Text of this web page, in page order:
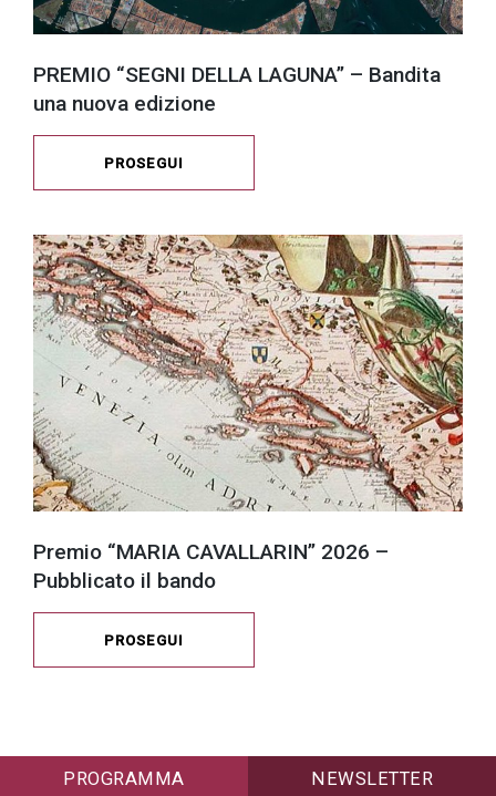
PREMIO “SEGNI DELLA LAGUNA” – Bandita
una nuova edizione
PROSEGUI
Premio “MARIA CAVALLARIN” 2026 –
Pubblicato il bando
PROSEGUI
PROGRAMMA NEWSLETTER